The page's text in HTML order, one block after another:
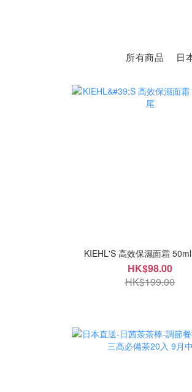
所有商品 日
KIEHL'S 高效保濕面霜
HK$98.00
HK$199.00